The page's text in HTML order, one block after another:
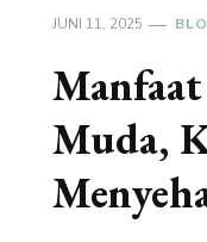
JUNI 11, 2025
Muda,